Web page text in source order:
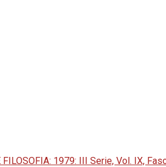
FILOSOFIA: 1979: III Serie, Vol. IX,